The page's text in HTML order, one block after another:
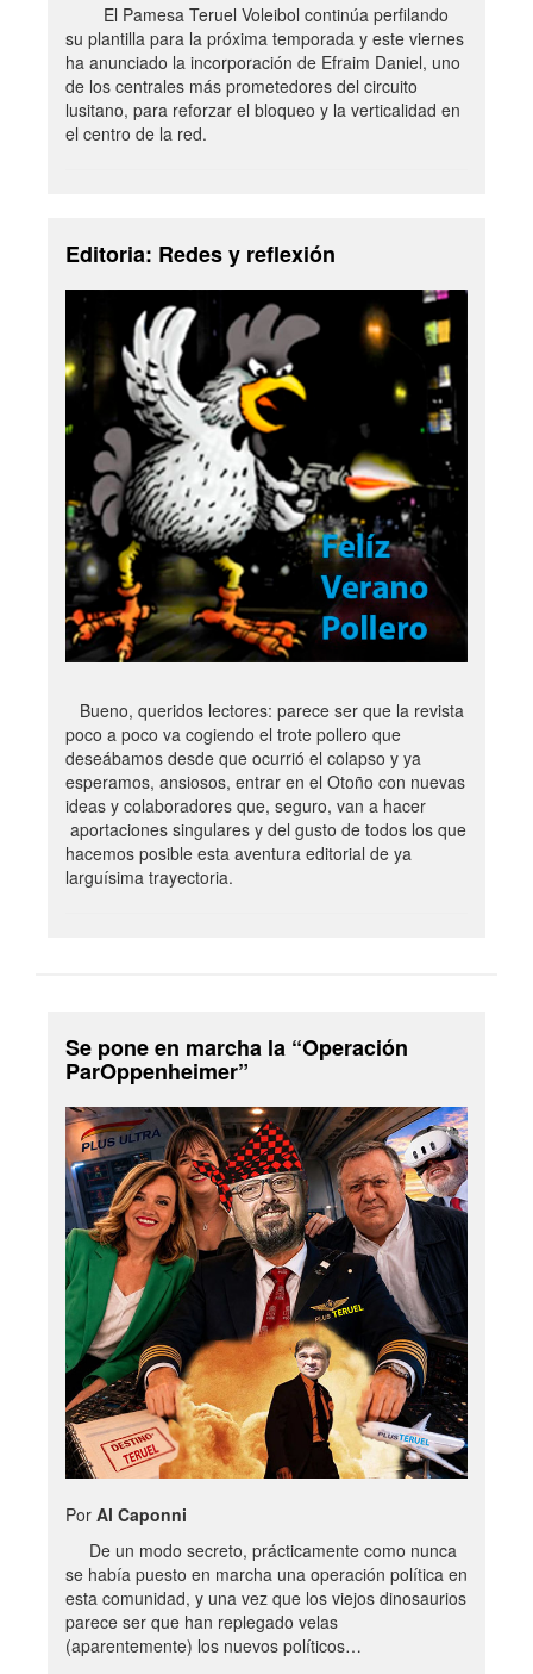
El Pamesa Teruel Voleibol continúa perfilando
su plantilla para la próxima temporada y este viernes
ha anunciado la incorporación de Efraim Daniel, uno
de los centrales más prometedores del circuito
lusitano, para reforzar el bloqueo y la verticalidad en
el centro de la red.
Editoria: Redes y reflexión
Bueno, queridos lectores: parece ser que la revista
poco a poco va cogiendo el trote pollero que
deseábamos desde que ocurrió el colapso y ya
esperamos, ansiosos, entrar en el Otoño con nuevas
ideas y colaboradores que, seguro, van a hacer
aportaciones singulares y del gusto de todos los que
hacemos posible esta aventura editorial de ya
larguísima trayectoria.
Se pone en marcha la “Operación
ParOppenheimer”
Por Al Caponni
De un modo secreto, prácticamente como nunca
se había puesto en marcha una operación política en
esta comunidad, y una vez que los viejos dinosaurios
parece ser que han replegado velas
(aparentemente) los nuevos políticos…